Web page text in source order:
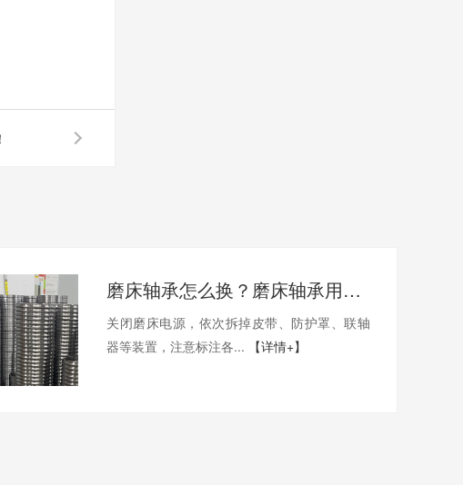
磨床轴承怎么换？磨床轴承用哪家的比较好？
关闭磨床电源，依次拆掉皮带、防护罩、联轴
器等装置，注意标注各...
【详情+】